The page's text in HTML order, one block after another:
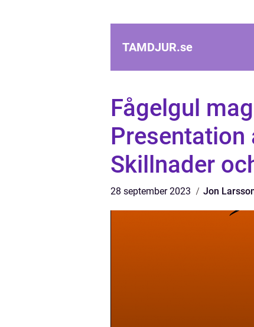
TAMDJUR.se
Fågelgul
Presentation
Skillnader
28 september 2023 Jon